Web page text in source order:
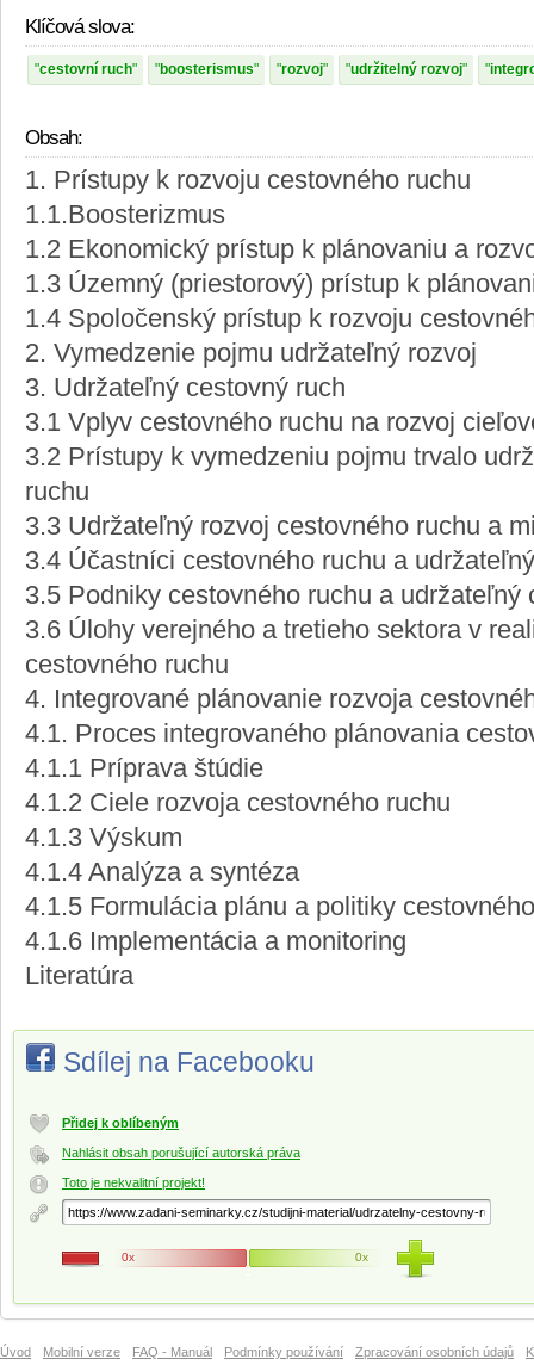
Klíčová slova:
cestovní ruch boosterismus rozvoj udržitelný rozvoj
Obsah:
1. Prístupy k rozvoju cestovného ruchu
1.1.Boosterizmus
1.2 Ekonomický prístup k plánovaniu a
1.3 Územný (priestorový) prístup k
1.4 Spoločenský prístup k rozvoju
2. Vymedzenie pojmu udržateľný rozvoj
3. Udržateľný cestovný ruch
3.1 Vplyv cestovného ruchu na rozvoj
3.2 Prístupy k vymedzeniu pojmu trvalo
ruchu
3.3 Udržateľný rozvoj cestovného ruchu a
3.4 Účastníci cestovného ruchu a
3.5 Podniky cestovného ruchu a udržateľný
3.6 Úlohy verejného a tretieho sektora v
cestovného ruchu
4. Integrované plánovanie rozvoja
4.1. Proces integrovaného plánovania
4.1.1 Príprava štúdie
4.1.2 Ciele rozvoja cestovného ruchu
4.1.3 Výskum
4.1.4 Analýza a syntéza
4.1.5 Formulácia plánu a politiky
4.1.6 Implementácia a monitoring
Literatúra
Sdílej na Facebooku
Přidej k oblíbeným
Nahlásit obsah porušující autorská práva
Toto je nekvalitní projekt!
0x 0x
Úvod Mobilní verze FAQ - Manuál Podmínky používání Zpracování osobních údajů